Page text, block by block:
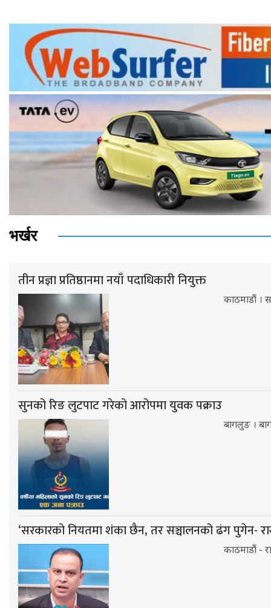
भर्खर
तीन प्रज्ञा प्रतिष्ठानमा नयाँ पदाधिकारी नियुक्त
काठमाडौं ।
सुनको रिङ लुटपाट गरेको आरोपमा युवक पक्राउ
बागलुङ ।
‘सरकारको नियतमा शंका छैन, तर सञ्चालनको ढंग पुगेन-
काठमाडौं -